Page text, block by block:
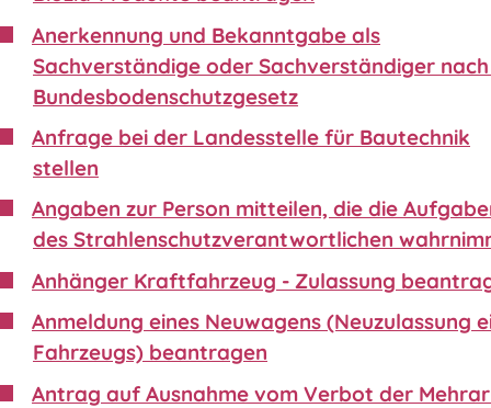
Anerkennung und Bekanntgabe als
Sachverständige oder Sachverständiger nach
Bundesbodenschutzgesetz
Anfrage bei der Landesstelle für Bautechnik
stellen
Angaben zur Person mitteilen, die die
des Strahlenschutzverantwortlichen
Anhänger Kraftfahrzeug - Zulassung
Anmeldung eines Neuwagens (Neuzulassung
Fahrzeugs) beantragen
Antrag auf Ausnahme vom Verbot der